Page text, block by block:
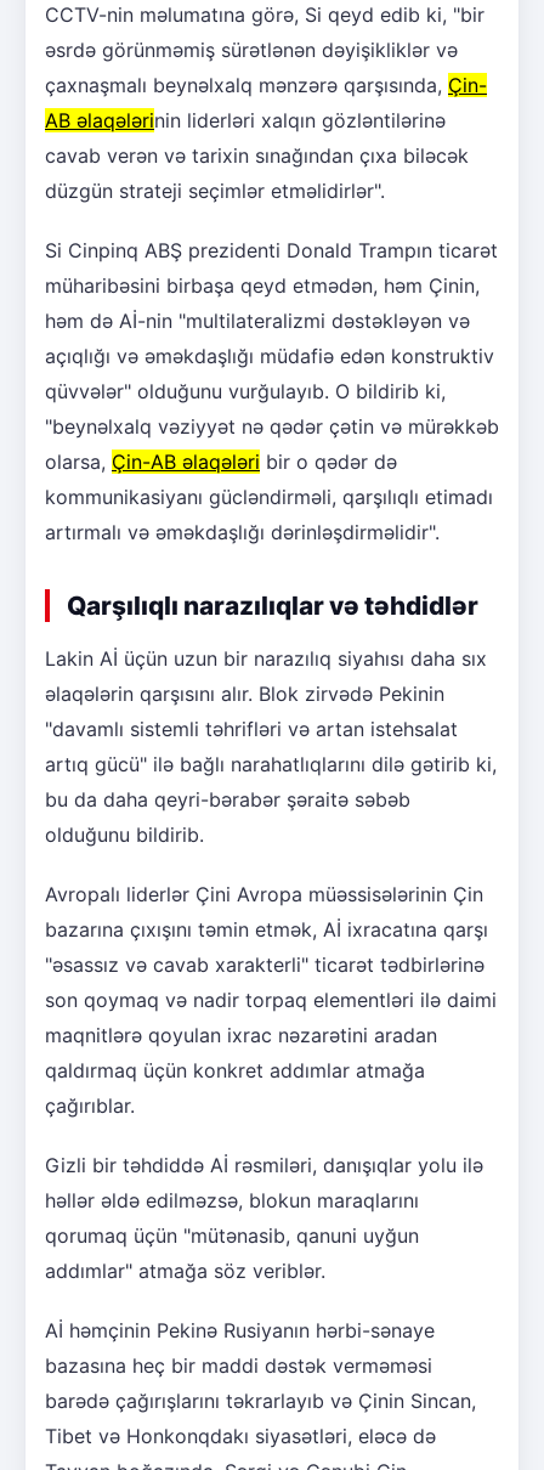
CCTV-nin məlumatına görə, Si qeyd edib ki, "bir
əsrdə görünməmiş sürətlənən dəyişikliklər və
çaxnaşmalı beynəlxalq mənzərə qarşısında, Çin-
AB əlaqələrinin liderləri xalqın gözləntilərinə
cavab verən və tarixin sınağından çıxa biləcək
düzgün strateji seçimlər etməlidirlər".
Si Cinpinq ABŞ prezidenti Donald Trampın ticarət
müharibəsini birbaşa qeyd etmədən, həm Çinin,
həm də Aİ-nin "multilateralizmi dəstəkləyən və
açıqlığı və əməkdaşlığı müdafiə edən konstruktiv
qüvvələr" olduğunu vurğulayıb. O bildirib ki,
"beynəlxalq vəziyyət nə qədər çətin və mürəkkəb
olarsa, Çin-AB əlaqələri bir o qədər də
kommunikasiyanı gücləndirməli, qarşılıqlı etimadı
artırmalı və əməkdaşlığı dərinləşdirməlidir".
Qarşılıqlı narazılıqlar və təhdidlər
Lakin Aİ üçün uzun bir narazılıq siyahısı daha sıx
əlaqələrin qarşısını alır. Blok zirvədə Pekinin
"davamlı sistemli təhrifləri və artan istehsalat
artıq gücü" ilə bağlı narahatlıqlarını dilə gətirib ki,
bu da daha qeyri-bərabər şəraitə səbəb
olduğunu bildirib.
Avropalı liderlər Çini Avropa müəssisələrinin Çin
bazarına çıxışını təmin etmək, Aİ ixracatına qarşı
"əsassız və cavab xarakterli" ticarət tədbirlərinə
son qoymaq və nadir torpaq elementləri ilə daimi
maqnitlərə qoyulan ixrac nəzarətini aradan
qaldırmaq üçün konkret addımlar atmağa
çağırıblar.
Gizli bir təhdiddə Aİ rəsmiləri, danışıqlar yolu ilə
həllər əldə edilməzsə, blokun maraqlarını
qorumaq üçün "mütənasib, qanuni uyğun
addımlar" atmağa söz veriblər.
Aİ həmçinin Pekinə Rusiyanın hərbi-sənaye
bazasına heç bir maddi dəstək verməməsi
barədə çağırışlarını təkrarlayıb və Çinin Sincan,
Tibet və Honkonqdakı siyasətləri, eləcə də